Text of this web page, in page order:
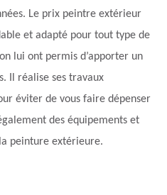
Le prix peintre extérieur
et adapté pour tout type de
lui ont permis d’apporter un
Il réalise ses travaux
éviter de vous faire dépenser
des équipements et
peinture extérieure.